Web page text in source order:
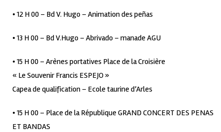
• 12 H 00 – Bd V. Hugo – Animation des peñas
• 13 H 00 – Bd V.Hugo – Abrivado – manade AGU
• 15 H 00 – Arènes portatives Place de la Croisière
« Le Souvenir Francis ESPEJO »
Capea de qualification – Ecole taurine d’Arles
• 15 H 00 – Place de la République GRAND CONCERT DES PENAS
ET BANDAS